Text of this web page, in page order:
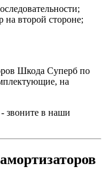
на второй стороне;
Шкода Суперб по
на
звоните в наши